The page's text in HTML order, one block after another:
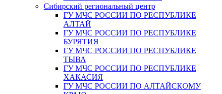
Сибирский региональный центр
ГУ МЧС РОССИИ ПО РЕСПУБЛИКЕ
АЛТАЙ
ГУ МЧС РОССИИ ПО РЕСПУБЛИКЕ
БУРЯТИЯ
ГУ МЧС РОССИИ ПО РЕСПУБЛИКЕ
ТЫВА
ГУ МЧС РОССИИ ПО РЕСПУБЛИКЕ
ХАКАСИЯ
ГУ МЧС РОССИИ ПО АЛТАЙСКОМУ